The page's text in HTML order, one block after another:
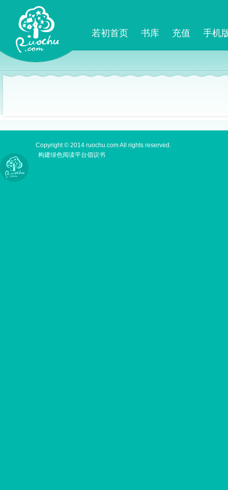
若初首页 书库 充值 手机
Copyright © 2014 ruochu.com All rights reserved.
构建绿色阅读平台倡议书